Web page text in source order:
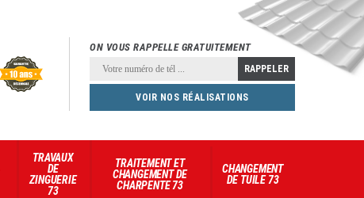
ON VOUS RAPPELLE GRATUITEMENT
VOIR NOS RÉALISATIONS
TRAVAUX
DE
ZINGUERIE
73
TRAITEMENT ET
CHANGEMENT DE
CHARPENTE 73
CHANGEMENT
DE TUILE 73